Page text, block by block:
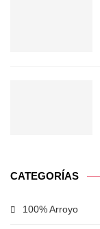
CATEGORÍAS
100% Arroyo